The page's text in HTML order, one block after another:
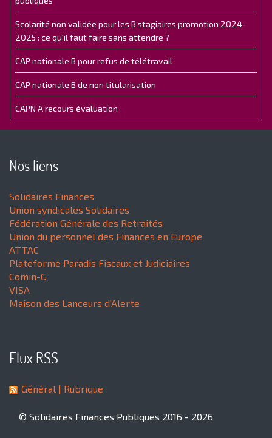
Scolarité non validée pour les B stagiaires promotion 2024-
2025 : ce qu'il faut faire sans attendre ?
CAP nationale B pour refus de télétravail
CAP nationale B de non titularisation
CAPN A recours évaluation
Nos liens
Solidaires Finances
Union syndicales Solidaires
Fédération Générale des Retraités
Union du personnel des Finances en Europe
ATTAC
Plateforme Paradis Fiscaux et Judiciaires
Comin-G
VISA
Maison des Lanceurs d'Alerte
Flux RSS
Général | Rubrique
© Solidaires Finances Publiques 2016 - 2026